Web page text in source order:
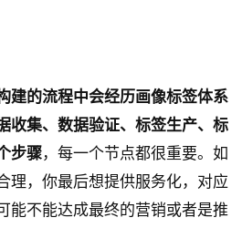
建的流程中会经历画像标签体系
收集、数据验证、标签生产、标
步骤，每一个节点都很重要。如
理，你最后想提供服务化，对应
能不能达成最终的营销或者是推